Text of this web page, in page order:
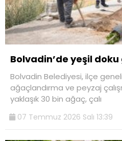
Bolvadin’de yeşil
Bolvadin Belediyesi, ilçe
ağaçlandırma ve peyzaj
yaklaşık 30 bin ağaç, çalı
07 Temmuz 2026 Salı 13:39